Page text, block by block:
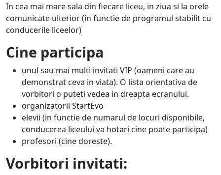
In cea mai mare sala din fiecare liceu, in ziua si la orele
comunicate ulterior (in functie de programul stabilit cu
conducerile liceelor)
Cine participa
unul sau mai multi invitati VIP (oameni care au
demonstrat ceva in viata). O lista orientativa de
vorbitori o puteti vedea in dreapta ecranului.
organizatorii StartEvo
elevii (in functie de numarul de locuri disponibile,
conducerea liceului va hotari cine poate participa)
profesori (cine doreste).
Vorbitori invitati: